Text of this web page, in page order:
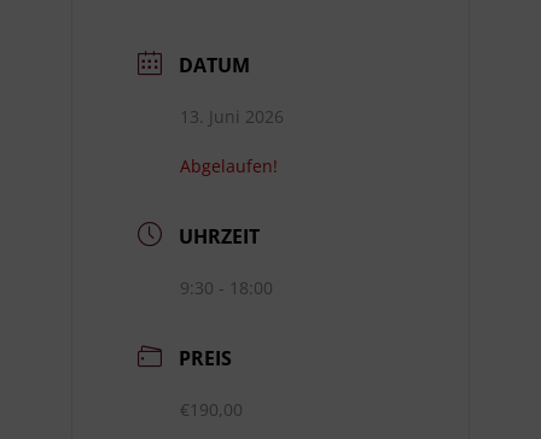
DATUM
13. Juni 2026
Abgelaufen!
UHRZEIT
9:30 - 18:00
PREIS
€190,00